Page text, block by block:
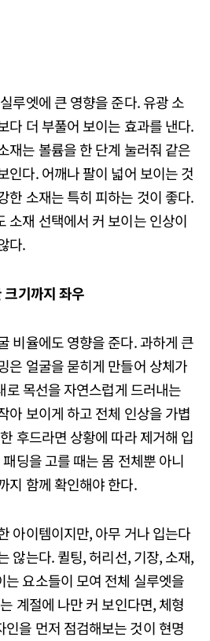
루엣에 큰 영향을 준다. 유광 소
다 더 부풀어 보이는 효과를 낸다.
재는 볼륨을 한 단계 눌러줘 같은
인다. 어깨나 팔이 넓어 보이는 것
한 소재는 특히 피하는 것이 좋다.
소재 선택에서 커 보이는 인상이
다.
크기까지 좌우
비율에도 영향을 준다. 과하게 큰
은 얼굴을 묻히게 만들어 상체가
로 목선을 자연스럽게 드러내는
아 보이게 하고 전체 인상을 가볍
후드라면 상황에 따라 제거해 입
딩을 고를 때는 몸 전체뿐 아니
지 함께 확인해야 한다.
아이템이지만, 아무 거나 입는다
않는다. 퀼팅, 허리선, 기장, 소재,
는 요소들이 모여 전체 실루엣을
계절에 나만 커 보인다면, 체형
을 먼저 점검해보는 것이 현명